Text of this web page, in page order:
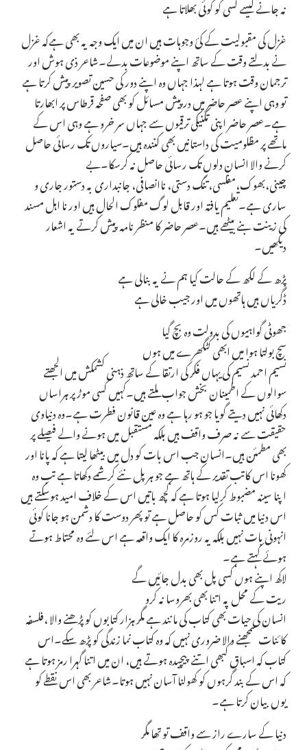
نہ جانے کیسے کسی کو کوئی بھلاتا ہے
غزل کی مقبولیت کے کئ وجوہات ہیں ان میں ایک وجہ یہ بھی ہےکہ غزل
نے بدلتے وقت کے ساتھ اپنے موضوعات بدلے۔شاعر ذی ہوش اور
ترجمان وقت ہوتا ہے لہذا جہاں وہ اپنے دور کی حسین تصویر پیش کرتا ہے
تو وہی اپنے عصر حاضر میں درپیش مسائل کو بھی صفحہ قرطاس پر ابھارتا
ہے۔عصر حاضر اپنی تکنیکی ترقیوں سے جہاں سر خرو ہے وہی اس کے
ماتھے پر مظلومیت کی داستانیں بھی کنندہ ہیں۔سیاروں تک رسائی حاصل
کرنے والا انسان دلوں تک رسائی حاصل نہ کرسکا۔بے
چینی،بھوک،مفلسی،تنگ دستی، ناانصافی، جانبداری بہ دستور جاری و
ساری ہے۔تعلیم یافتہ اور قابل لوگ مفلوک الحال ہیں اور نا اہل مسند
کی زینت بنے بیٹھے ہیں۔عصر حاضر کا منظر نامہ پیش کرتے یہ اشعار
دیکھیں۔
پڑھ کے لکھ کے حالت کیا ہم نے یہ بنالی ہے
ڈگریاں ہیں ہاتھوں میں اور جیب خالی ہے
جھوٹی گواہیوں کی بدولت وہ بچ گیا
سچ بولتا ہوا میں ابھی کٹگھرے میں ہوں
نسیم احمد نسیم کی یہاں فکر کی ارتقا کے ساتھ ذہنی کشمکش میں الجھتے
سوالوں کے اطمینان بخش جواب ملتے ہیں۔کہیں کسی موڑ پر ہراساں
دکھائی نہیں دیتے گویا جو ہو رہا ہے وہ عین قانون فطرت ہے۔وہ دنیاوی
حقیقت سے نہ صرف واقف ہیں بلکہ مستقبل میں ہونے والے فیصلے پر
بھی مطمئن ہیں۔انسان جب اس بات کو دل میں بیٹھا لیتا ہے کہ پانا اور
کھونا اس کاتب تقدیر کے ہاتھ ہے جو ہر پل نئے کرشمے دکھاتا ہے تب وہ
اپنا سینہ مضبوط کرلیا ہوتا ہے کہ کچھ باتیں اس کے خلاف امید ہوسکتے ہیں
اس دنیا میں ثبات کس کو حاصل ہے تو پھر دوست کا دشمن ہو جانا کوئی
انہونی بات نہیں بلکہ یہ روزمرہ کا ایک واقعہ ہے اس لئے وہ محتاط ہوتے
ہوئے کہتے ہے۔
لاکھ اپنے ہوں کسی پل بھی بدل جائیں گے
ریت کے محل پہ اتنا بھی بھروسا نہ کرو
انسان کی حیات بھی کتاب کی مانند ہے مگر ہزار کتابوں کو پڑھنے والا ،فلسفہ
کائنات سمجھنے والا ضروری نہیں کہ وہ کتاب نما زندگی کو پڑھ سکے۔اس
کتاب کہ اسباق کبھی اتنے پیچیدہ ہوتے ہیں، ان میں اتنا گہرا رمز ہوتا ہے
کہ اس کے بند گرہوں کو کھولنا آسان نہیں ہوتا۔شاعر بھی اس نقطے کو
یوں بیان کرتا ہے۔
دنیا کے سارے راز سے واقف تو تھا مگر